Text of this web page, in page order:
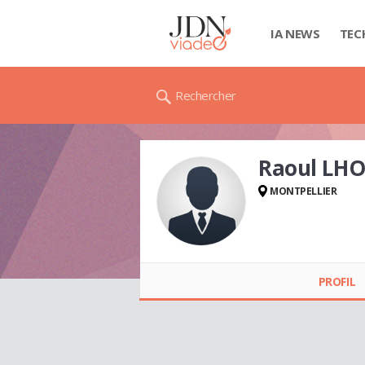
IA NEWS
Rechercher
Raoul
MONTPELLIER
PROFIL